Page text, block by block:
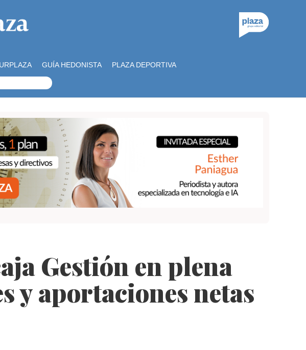
GUÍA HEDONISTA PLAZA DEPORTIVA
Gestión en plena
y aportaciones netas